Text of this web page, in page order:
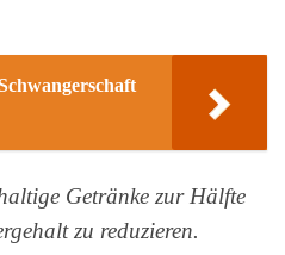
Getränke zur Hälfte
zu reduzieren.